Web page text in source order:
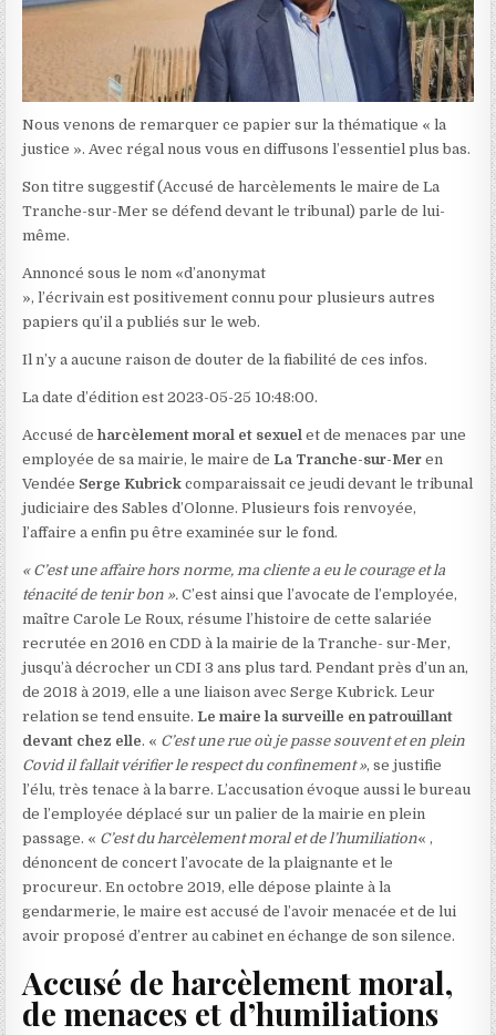
Nous venons de remarquer ce papier sur la thématique « la
justice ». Avec régal nous vous en diffusons l’essentiel plus bas.
Son titre suggestif (Accusé de harcèlements le maire de La
Tranche-sur-Mer se défend devant le tribunal) parle de lui-
même.
Annoncé sous le nom «d’anonymat
», l’écrivain est positivement connu pour plusieurs autres
papiers qu’il a publiés sur le web.
Il n’y a aucune raison de douter de la fiabilité de ces infos.
La date d’édition est 2023-05-25 10:48:00.
Accusé deharcèlement moral et sexuel et de menaces par une
employée de sa mairie, le maire deLa Tranche-sur-Mer en
Vendée Serge Kubrick comparaissait ce jeudi devant le tribunal
judiciaire des Sables d’Olonne. Plusieurs fois renvoyée,
l’affaire a enfin pu être examinée sur le fond.
« C’est une affaire hors norme, ma cliente a eu le courage et la
ténacité de tenir bon ». C’est ainsi que l’avocate de l’employée,
maître Carole Le Roux, résume l’histoire de cette salariée
recrutée en 2016 en CDD à la mairie de la Tranche- sur-Mer,
jusqu’à décrocher un CDI 3 ans plus tard. Pendant près d’un an,
de 2018 à 2019, elle a une liaison avec Serge Kubrick. Leur
relation se tend ensuite.Le maire la surveille en patrouillant
devant chez elle. « C’est une rue où je passe souvent et en plein
Covid il fallait vérifier le respect du confinement », se justifie
l’élu, très tenace à la barre. L’accusation évoque aussi le bureau
de l’employée déplacé sur un palier de la mairie en plein
passage. « C’est du harcèlement moral et de l’humiliation« ,
dénoncent de concert l’avocate de la plaignante et le
procureur. En octobre 2019, elle dépose plainte à la
gendarmerie, le maire est accusé de l’avoir menacée et de lui
avoir proposé d’entrer au cabinet en échange de son silence.
Accusé de harcèlement moral,
de menaces et d’humiliations